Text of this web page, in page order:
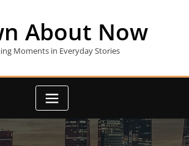
About Now
Moments in Everyday Stories